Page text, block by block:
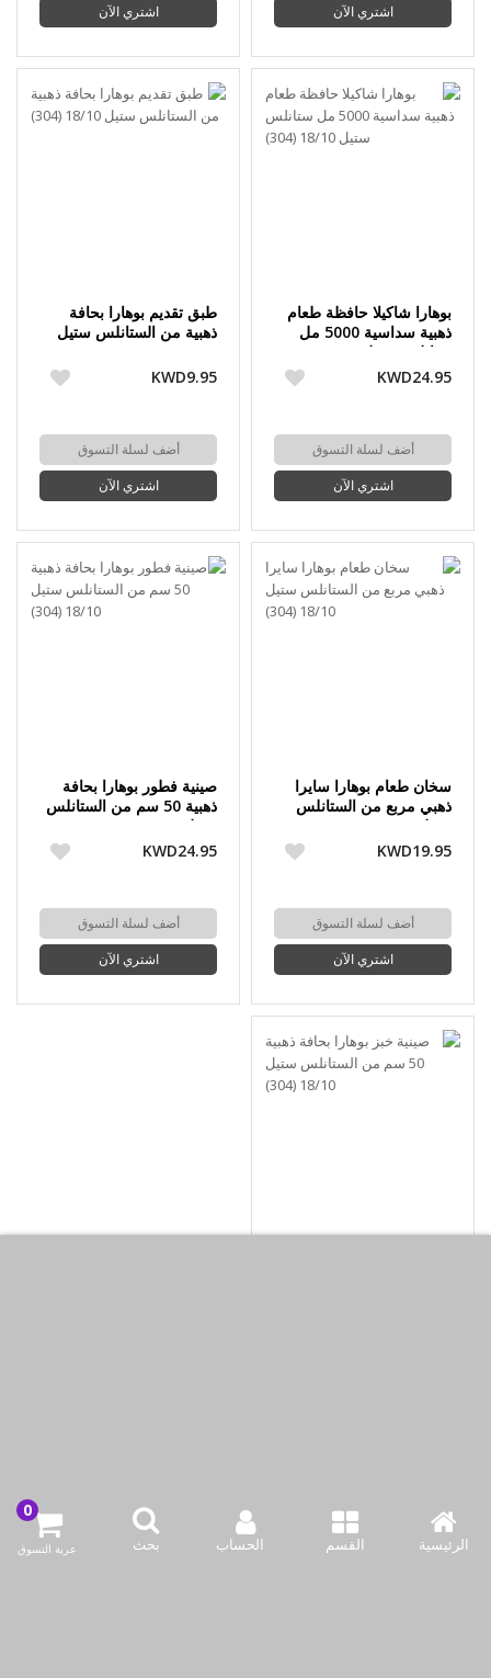
الرئيسية القسم الحساب بحث عربة التسوق
اشتري الآن اشتري الآن
بوهارا شاكيلا حافظة طعام
ذهبية سداسية 5000 مل
ستانلس ستيل 18/10 (304)
KWD24.95
أضف لسلة التسوق
اشتري الآن
طبق تقديم بوهارا بحافة
ذهبية من الستانلس ستيل
KWD9.95
أضف لسلة التسوق
اشتري الآن
سخان طعام بوهارا سايرا
ذهبي مربع من الستانلس
ستيل 18/10 (304)
KWD19.95
أضف لسلة التسوق
اشتري الآن
صينية فطور بوهارا بحافة
ذهبية 50 سم من الستانلس
ستيل 18/10 (304)
KWD24.95
أضف لسلة التسوق
اشتري الآن